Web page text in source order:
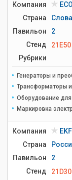
Компания
Страна
Павильон
2
Стенд
21E50
Рубрики
Генераторы и
Трансформаторы
Оборудование
Маркировка
Компания
EKF
Страна
Павильон
2
Стенд
21D30